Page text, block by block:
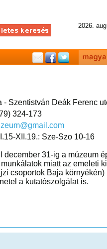
2026.
- Szentistván Deák Ferenc
324-173
III.15-XII.19.: Sze-Szo 10-16
december 31-ig a múzeum
miatt az emeleti
csoportok Baja környékén)
a kutatószolgálat is.